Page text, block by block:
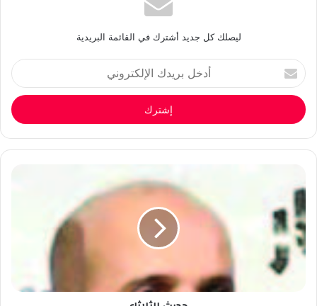
ليصلك كل جديد أشترك في القائمة البريدية
أدخل
بريدك
الإلكتروني